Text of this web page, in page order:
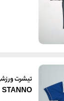
تیشرت
STANNO